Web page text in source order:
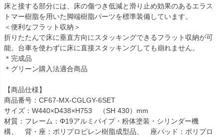
床と接する部分には、床の傷つき低減と滑り止め効果のあるエラス
トマー樹脂を用いた脚端樹脂パーツを標準装備しています。
＜便利なフラット収納＞
折りたたんで床に垂直方向にスタッキングできるフラット収納が可
能。台車を使わずに床に直接スタッキングしても崩れません。
＊完成品
＊グリーン購入法適合商品
【商品仕様】
商品番号：CF67-MX-CGLGY-6SET
サイズ：W440×D438×H753 （SH 430）mm
材質：フレーム：Φ19アルミパイプ・粉体塗装・シリンダー機
構、 背・座：ポリプロピレン樹脂成型品、 座パッド：ポリプロ